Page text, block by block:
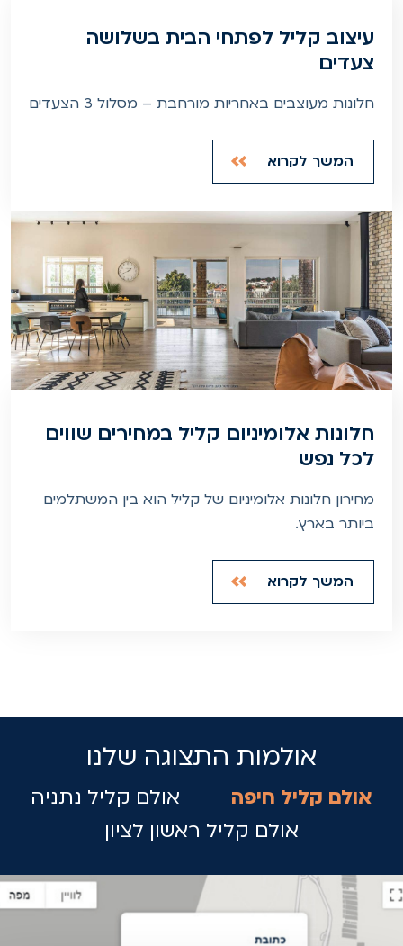
עיצוב קליל לפתחי הבית בשלושה
צעדים
חלונות מעוצבים באחריות מורחבת – מסלול 3 הצעדים
המשך לקרוא
חלונות אלומיניום קליל במחירים שווים
לכל נפש
מחירון חלונות אלומיניום של קליל הוא בין המשתלמים
ביותר בארץ.
המשך לקרוא
אולמות התצוגה שלנו
אולם קליל חיפה
אולם קליל נתניה
אולם קליל ראשון לציון